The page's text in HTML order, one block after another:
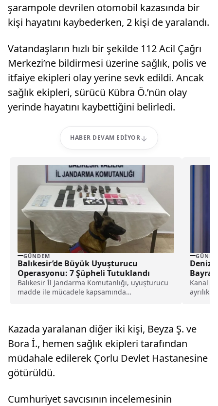
şarampole devrilen otomobil kazasında bir
kişi hayatını kaybederken, 2 kişi de yaralandı.
Vatandaşların hızlı bir şekilde 112 Acil Çağrı
Merkezi’ne bildirmesi üzerine sağlık, polis ve
itfaiye ekipleri olay yerine sevk edildi. Ancak
sağlık ekipleri, sürücü Kübra Ö.’nün olay
yerinde hayatını kaybettiğini belirledi.
HABER DEVAM EDIYOR
GÜNDEM
Balıkesir’de Büyük Uyuşturucu
Operasyonu: 7 Şüpheli Tutuklandı
Balıkesir İl Jandarma Komutanlığı, uyuşturucu
madde ile mücadele kapsamında
Deniz
Kanal
ayrılık
Kazada yaralanan diğer iki kişi, Beyza Ş. ve
Bora İ., hemen sağlık ekipleri tarafından
müdahale edilerek Çorlu Devlet Hastanesine
götürüldü.
Cumhuriyet savcısının incelemesinin